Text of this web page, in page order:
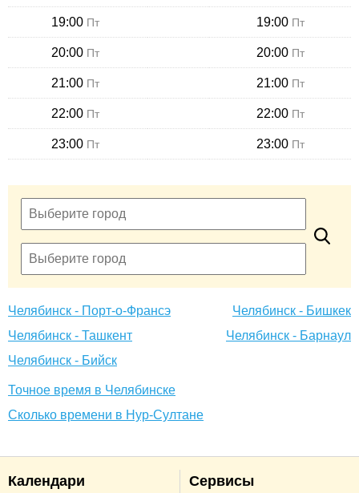
19:00 Пт 19:00 Пт
20:00 Пт 20:00 Пт
21:00 Пт 21:00 Пт
22:00 Пт 22:00 Пт
23:00 Пт 23:00 Пт
Челябинск - Порт-о-Франсэ
Челябинск - Бишкек
Челябинск - Ташкент
Челябинск - Барнаул
Челябинск - Бийск
Точное время в Челябинске
Сколько времени в Нур-Султане
Календари Сервисы